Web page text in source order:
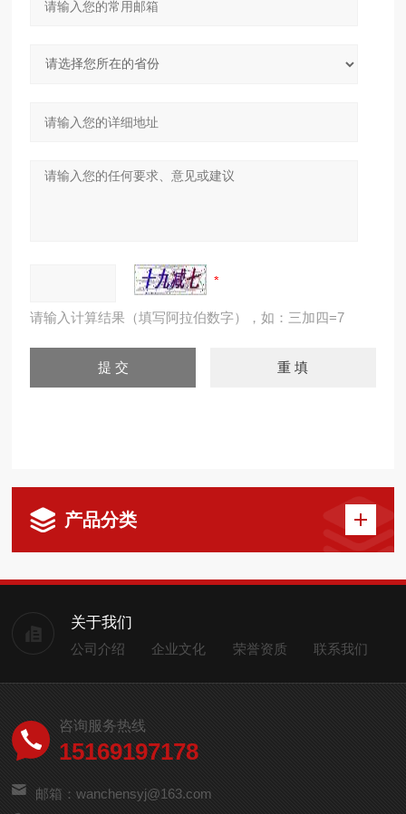
请输入计算结果（填写阿拉伯数字），如：三加四=7
产品分类
关于我们
公司介绍 企业文化 荣誉资质 联系我们
咨询服务热线
15169197178
邮箱：wanchensyj@163.com